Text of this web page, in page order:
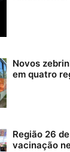
Novos
em quatro
Região 26
vacinação